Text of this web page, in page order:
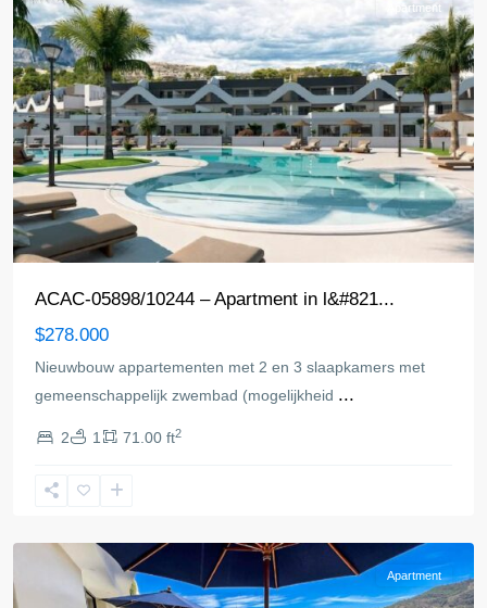
Apartment
ACAC-05898/10244 – Apartment in l&#821...
$278.000
Nieuwbouw appartementen met 2 en 3 slaapkamers met
gemeenschappelijk zwembad (mogelijkheid ...
2 1 71.00 ft2
del
Apartment